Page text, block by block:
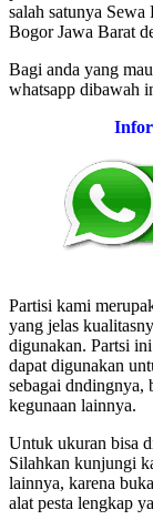
salah satunya
Bogor Jawa Barat
Bagi anda yang
whatsapp dibawah
Partisi kami
yang jelas
digunakan. Partsi
dapat digunakan
sebagai dndingnya,
kegunaan lainnya.
Untuk ukuran bisa
Silahkan kunjungi
lainnya, karena
alat pesta lengkap